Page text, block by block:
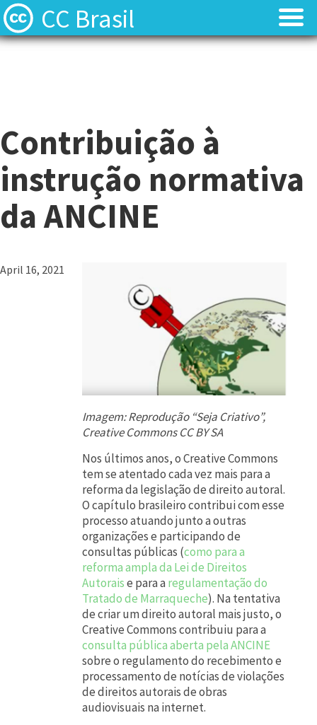
CC Brasil
Licenças
Contato
Quem somos?
Licenças
Contato
Quem somos?
Contribuição à
instrução normativa
da ANCINE
April 16, 2021
Imagem: Reprodução “Seja Criativo”,
Creative Commons CC BY SA
Nos últimos anos, o Creative Commons
tem se atentado cada vez mais para a
reforma da legislação de direito autoral.
O capítulo brasileiro contribui com esse
processo atuando junto a outras
organizações e participando de
consultas públicas (como para a
reforma ampla da Lei de Direitos
Autoraise para a regulamentação do
Tratado de Marraqueche). Na tentativa
de criar um direito autoral mais justo, o
Creative Commons contribuiu para a
consulta pública aberta pela ANCINE
sobre o regulamento do recebimento e
processamento de notícias de violações
de direitos autorais de obras
audiovisuais na internet.